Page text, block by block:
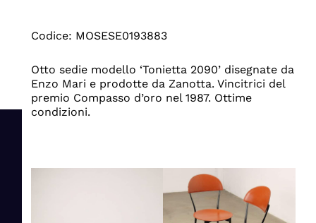
Codice: MOSESE0193883
Otto sedie modello ‘Tonietta 2090’ disegnate da
Enzo Mari e prodotte da Zanotta. Vincitrici del
premio Compasso d’oro nel 1987. Ottime
condizioni.